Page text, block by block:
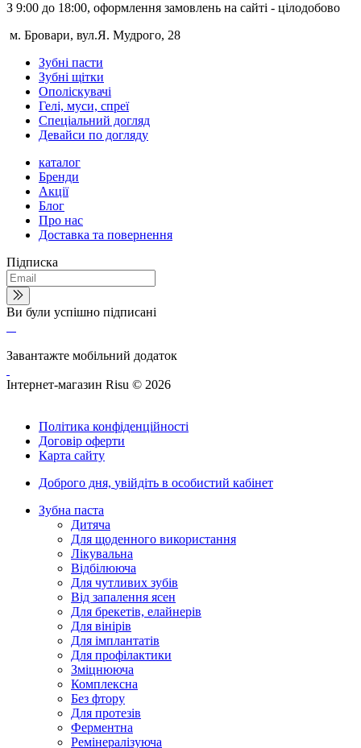
З 9:00 до 18:00, оформлення замовлень на сайті - цілодобово
м. Бровари, вул.Я. Мудрого, 28
Зубні пасти
Зубні щітки
Ополіскувачі
Гелі, муси, спреї
Спеціальний догляд
Девайси по догляду
каталог
Бренди
Акції
Блог
Про нас
Доставка та повернення
Підписка
Ви були успішно підписані
Завантажте мобільний додаток
Інтернет-магазин Risu © 2026
Політика конфіденційності
Договір оферти
Карта сайту
Доброго дня, увійдіть в особистий кабінет
Зубна паста
Дитяча
Для щоденного використання
Лікувальна
Відбілююча
Для чутливих зубів
Від запалення ясен
Для брекетів, елайнерів
Для вінірів
Для імплантатів
Для профілактики
Зміцнююча
Комплексна
Без фтору
Для протезів
Ферментна
Ремінералізуюча